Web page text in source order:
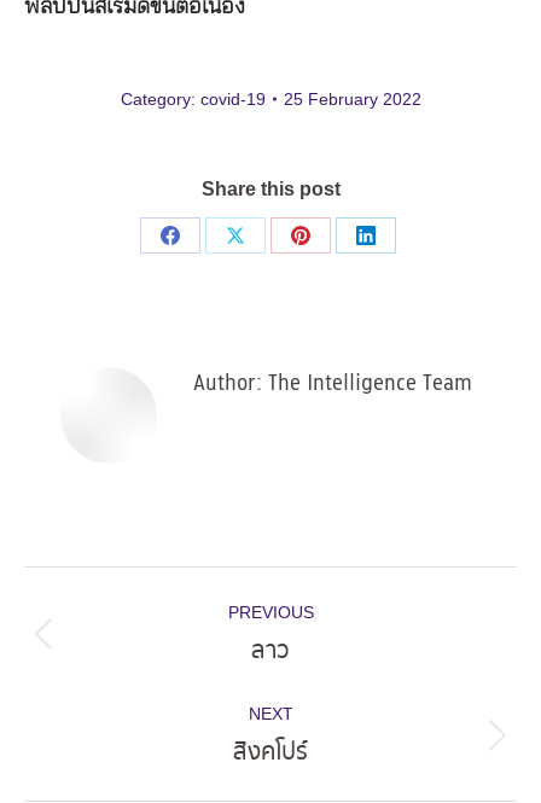
ฟิลิปปินส์เริ่มดีขึ้นต่อเนื่อง
Category: covid-19 25 February 2022
Share this post
Share
Share
Share
Share
Author: The Intelligence Team
navigation
PREVIOUS
Previous
ลาว
NEXT
Next
สิงคโปร์